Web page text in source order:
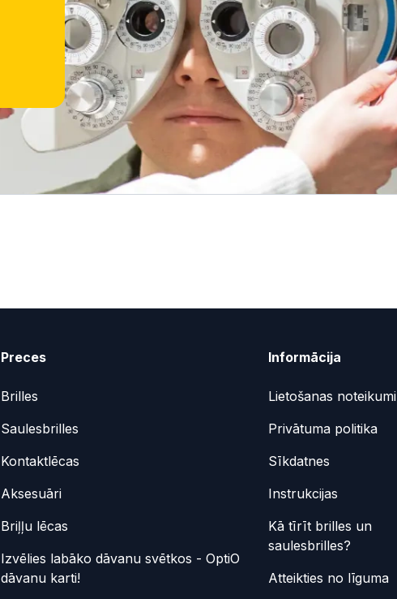
Preces
Brilles
Saulesbrilles
Kontaktlēcas
Aksesuāri
Briļļu lēcas
Izvēlies labāko dāvanu svētkos - OptiO
dāvanu karti!
Informācija
Lietošanas noteikumi
Privātuma politika
Sīkdatnes
Instrukcijas
Kā tīrīt brilles un
saulesbrilles?
Atteikties no līguma